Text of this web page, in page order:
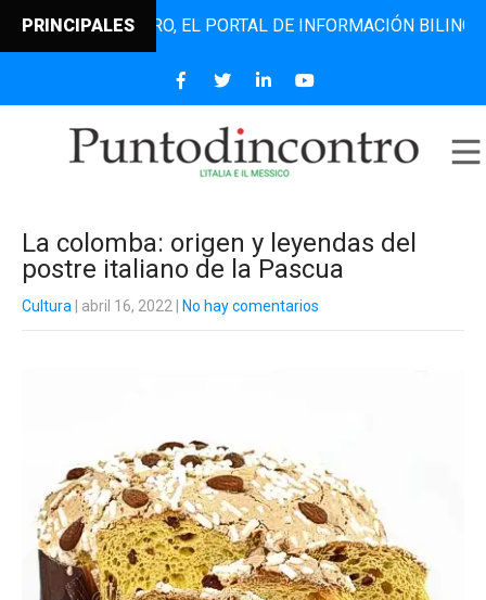
PRINCIPALESEL PORTAL DE INFORMACIÓN BILINGÜE
La colomba: origen y leyendas del
postre italiano de la Pascua
Cultura | abril 16, 2022 No hay comentarios